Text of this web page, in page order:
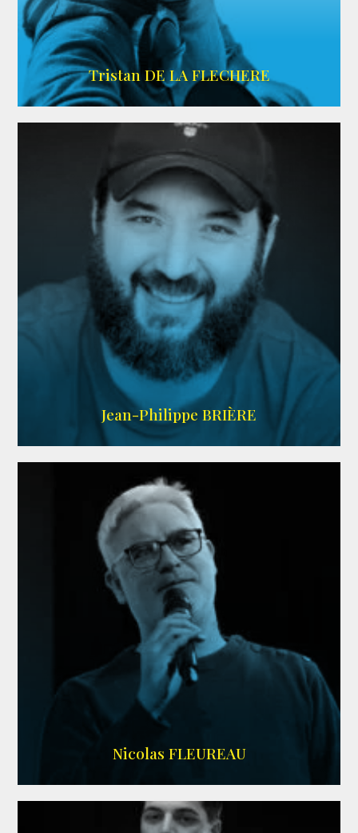
IMDB
Tristan DE LA FLECHERE
LINKEDIN
Jean-Philippe BRIÈRE
Nicolas FLEUREAU